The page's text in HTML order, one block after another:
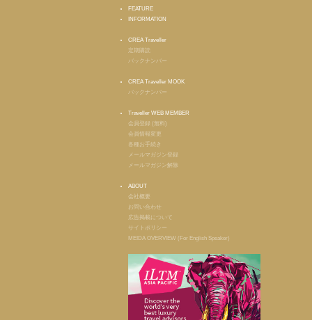
FEATURE
INFORMATION
CREA Traveller
定期購読
バックナンバー
CREA Traveller MOOK
バックナンバー
Traveller WEB MEMBER
会員登録 (無料)
会員情報変更
各種お手続き
メールマガジン登録
メールマガジン解除
ABOUT
会社概要
お問い合わせ
広告掲載について
サイトポリシー
MEIDA OVERVIEW (For English Speaker)